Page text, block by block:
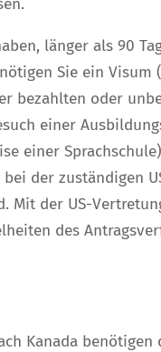
länger als 90
Sie ein Visum
bezahlten oder
einer
einer
bei der zuständigen
Mit der US-
des
Kanada benötigen